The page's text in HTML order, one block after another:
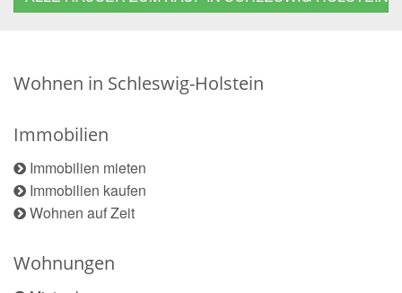
Wohnen in Schleswig-Holstein
Immobilien
Immobilien mieten
Immobilien kaufen
Wohnen auf Zeit
Wohnungen